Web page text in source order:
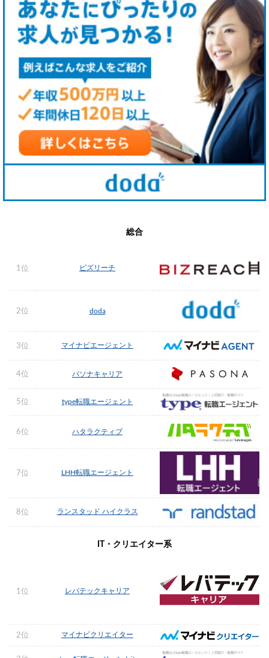
総合
1位 ビズリーチ
2位 doda
3位 マイナビエージェント
4位 パソナキャリア
5位 type転職エージェント
6位 ハタラクティブ
7位 LHH転職エージェント
8位 ランスタッド ハイクラス
IT・クリエイター系
1位 レバテックキャリア
2位 マイナビクリエイター